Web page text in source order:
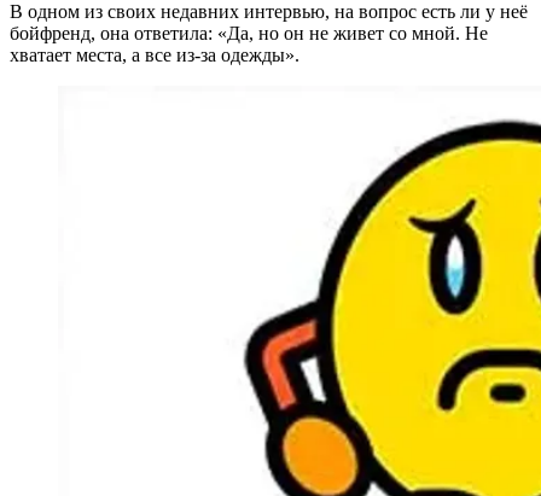
В одном из своих недавних интервью, на вопрос есть ли у неё
бойфренд, она ответила: «Да, но он не живет со мной. Не
хватает места, а все из-за одежды».